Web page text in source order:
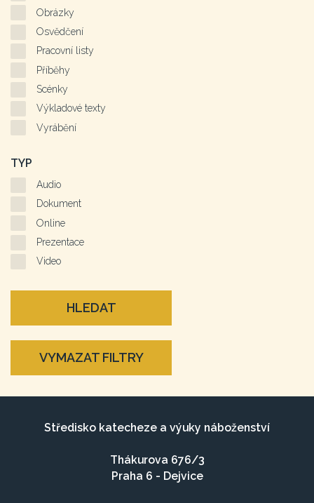
Obrázky
Osvědčení
Pracovní listy
Příběhy
Scénky
Výkladové texty
Vyrábění
TYP
Audio
Dokument
Online
Prezentace
Video
HLEDAT
VYMAZAT FILTRY
Středisko katecheze a výuky náboženství
Thákurova 676/3
Praha 6 - Dejvice